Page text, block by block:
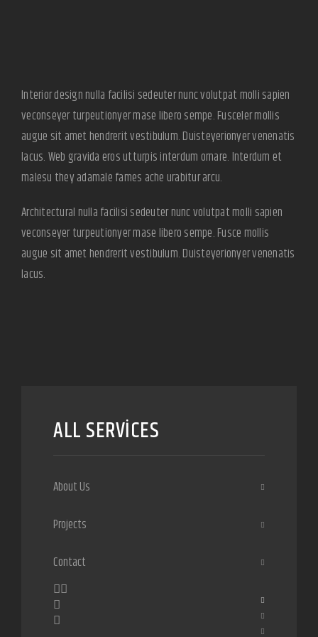
Interior design nulla facilisi sedeuter nunc volutpat molli sapien
veconseyer turpeutionyer mase libero sempe. Fusceler mollis
augue sit amet hendrerit vestibulum. Duisteyerionyer venenatis
lacus. Web gravida eros utturpis interdum ornare. Interdum et
malesu they adamale fames ache urabitur arcu.
Architectural nulla facilisi sedeuter nunc volutpat molli sapien
veconseyer turpeutionyer mase libero sempe. Fusce mollis
augue sit amet hendrerit vestibulum. Duisteyerionyer venenatis
lacus.
ALL SERVICES
About Us
Projects
Contact